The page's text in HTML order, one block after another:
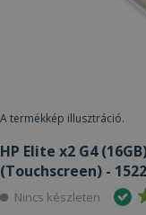
A termékkép illusztráció.
HP Elite x2 G4
(Touchscreen) -
Nincs készleten